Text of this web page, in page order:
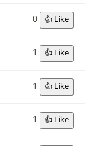
0 👍 Like
1 👍 Like
1 👍 Like
1 👍 Like